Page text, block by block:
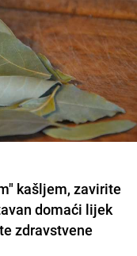
kašljem, zavirite
domaći lijek
zdravstvene